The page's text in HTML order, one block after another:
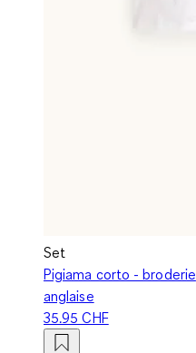
Set
Pigiama corto - broderie
anglaise
35.95 CHF